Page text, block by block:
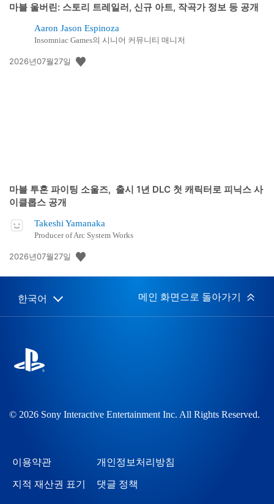
마블 울버린: 스토리 트레일러, 신규 아트, 작곡가 정보 등 공개
Aaron Jason Espinoza
Insomniac Games의 시니어 커뮤니티 매니저
공
2026년07월27일
마블 투혼 파이팅 소울즈, 출시 1년 DLC 첫 캐릭터로 피닉스 사
이클롭스 공개
Takeshi Yamanaka
Producer of Arc System Works
공
일:
2026년07월27일
Select
Current
한국어 메인 화면으로 돌아가기
© 2026 Sony Interactive Entertainment Inc. All Rights Reserved.
이용약관 개인정보처리방침
지적 재산권 표기 댓글 정책